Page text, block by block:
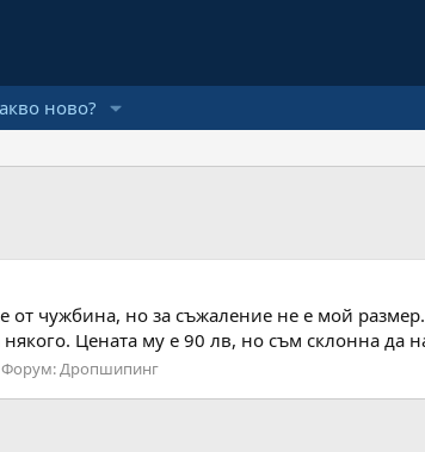
ново?
чужбина, но за съжаление не е мой
Цената му е 90 лв, но съм склонна да
Форум:Дропшипинг